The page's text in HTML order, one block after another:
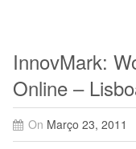
InnovMark:
Online –
On Março 23, 2011